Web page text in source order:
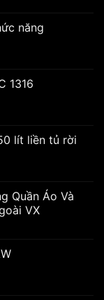
năng
1316
lít liền tủ rời
Quần Áo Và
VX